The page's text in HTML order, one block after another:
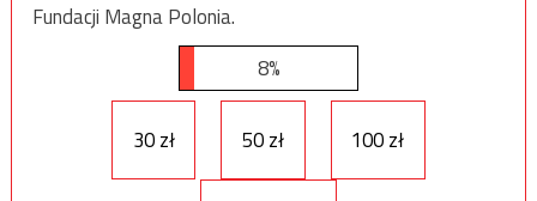
Fundacji Magna Polonia.
8%
30 zł 50 zł 100 zł